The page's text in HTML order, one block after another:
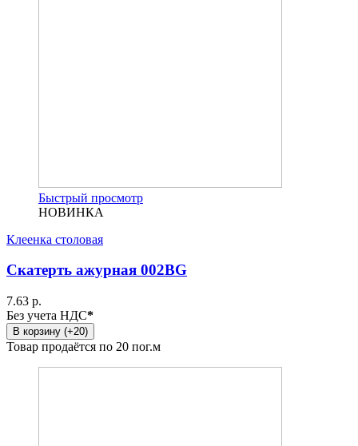
Быстрый просмотр
НОВИНКА
Клеенка столовая
Скатерть ажурная 002BG
7.63 р.
Без учета НДС*
В корзину (+20)
Товар продаётся по 20 пог.м